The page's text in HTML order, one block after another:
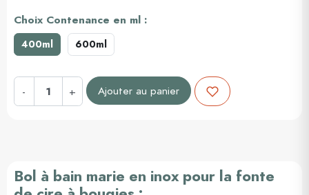
Choix Contenance en ml :
400ml 600ml
- + Ajouter au panier
Bol à bain marie en inox pour la fonte